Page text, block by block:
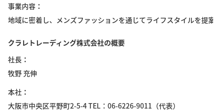
事業内容
地域に密着し、メンズファッションを通じてライフスタイルを提案
クラレトレーディング株式会社の概要
社長
牧野 充伸
本社
大阪市中央区平野町2-5-4 TEL：06-6226-9011（代表）